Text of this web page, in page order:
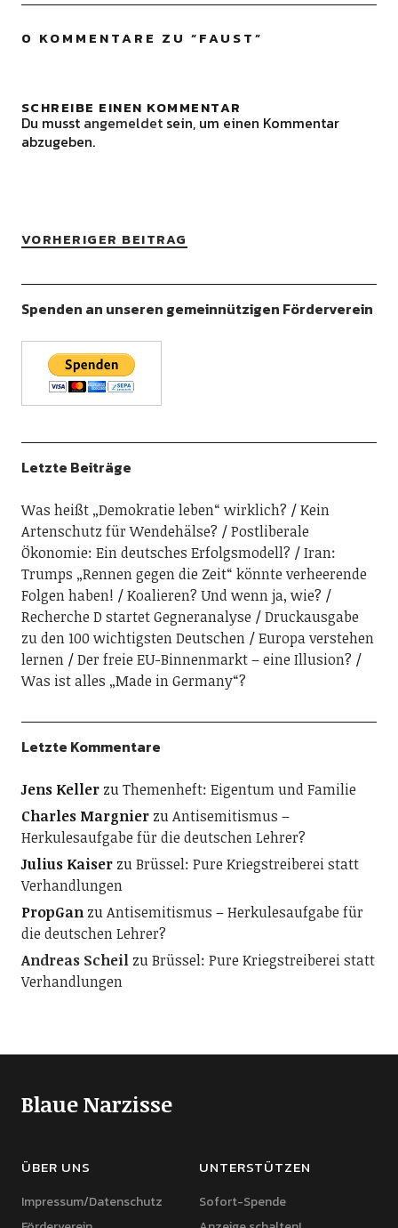
0 KOMMENTARE ZU “FAUST”
SCHREIBE EINEN KOMMENTAR
Du musst angemeldetsein, um einen Kommentar
abzugeben.
VORHERIGER BEITRAG
Spenden an unseren gemeinnützigen Förderverein
Letzte Beiträge
Was heißt „Demokratie leben“ wirklich?
Kein
Artenschutz für Wendehälse?
Postliberale
Ökonomie: Ein deutsches Erfolgsmodell?
Iran:
Trumps „Rennen gegen die Zeit“ könnte verheerende
Folgen haben!
Koalieren? Und wenn ja, wie?
Recherche D startet Gegneranalyse
Druckausgabe
zu den 100 wichtigsten Deutschen
Europa verstehen
lernen
Der freie EU-Binnenmarkt – eine Illusion?
Was ist alles „Made in Germany“?
Letzte Kommentare
Jens KellerzuThemenheft: Eigentum und Familie
Charles MargnierzuAntisemitismus –
Herkulesaufgabe für die deutschen Lehrer?
Julius KaiserzuBrüssel: Pure Kriegstreiberei statt
Verhandlungen
PropGanzuAntisemitismus – Herkulesaufgabe für
die deutschen Lehrer?
Andreas ScheilzuBrüssel: Pure Kriegstreiberei statt
Verhandlungen
Blaue Narzisse
ÜBER UNS
Impressum/Datenschutz
UNTERSTÜTZEN
Sofort-Spende